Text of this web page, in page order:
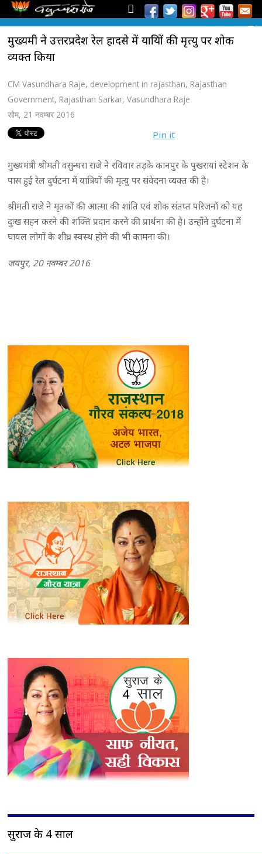
मुख्यमंत्री ने उत्तरप्रदेश रेल हादसे में यात्रियों की मृत्यु पर शोक
व्यक्त किया
CM Vasundhara Raje, development in rajasthan, Rajasthan
Government, Rajasthan Sarkar,Vasundhara Raje
सोम, 21 नवम्बर 2016
Pin it
मुख्यमंत्री श्रीमती वसुन्धरा राजे ने रविवार तड़के कानपुर के पुखरायां स्टेशन के
पास हुई रेल दुर्घटना में यात्रियों की मृत्यु पर संवेदना व्यक्त की है।
श्रीमती राजे ने मृतकों की आत्मा की शांति एवं शोक संतप्त परिजनों को यह
दुःख सहन करने की शक्ति प्रदान करने की प्रार्थना की है। उन्होंने दुर्घटना में
घायल लोगों के शीघ्र स्वस्थ होने की भी कामना की।
जयपुर, 20 नवम्बर 2016
सुराज के 4 साल